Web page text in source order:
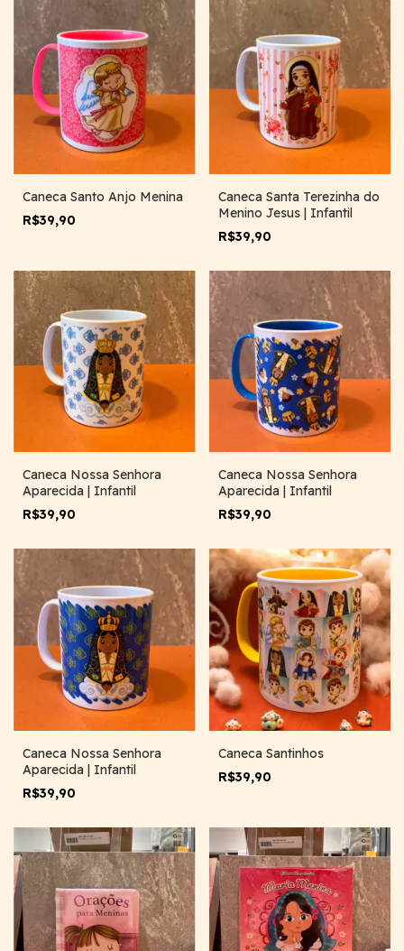
Caneca Santo Anjo Menina
R$39,90
Caneca Santa Terezinha do
Menino Jesus | Infantil
R$39,90
Caneca Nossa Senhora
Aparecida | Infantil
R$39,90
Caneca Nossa Senhora
Aparecida | Infantil
R$39,90
Caneca Nossa Senhora
Aparecida | Infantil
R$39,90
Caneca Santinhos
R$39,90